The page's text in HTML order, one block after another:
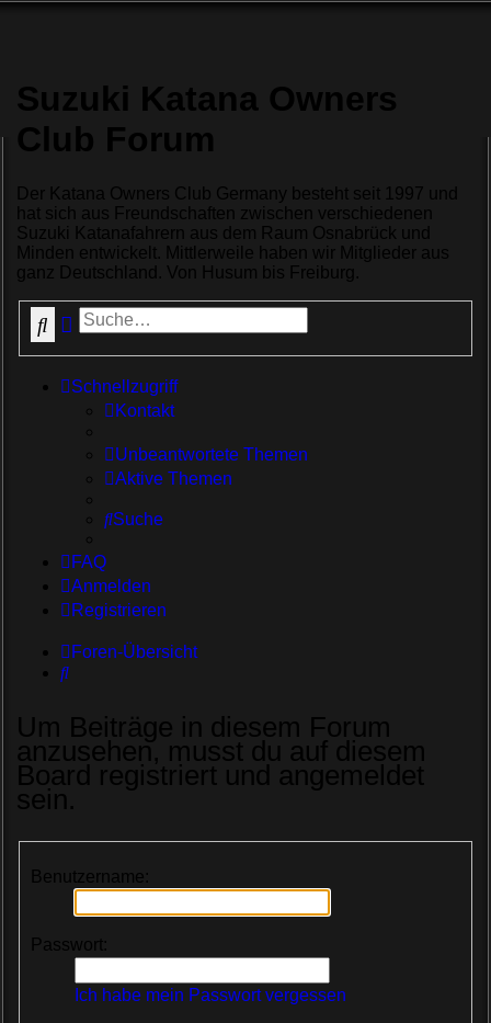
Suzuki Katana Owners
Club Forum
Der Katana Owners Club Germany besteht seit 1997 und
hat sich aus Freundschaften zwischen verschiedenen
Suzuki Katanafahrern aus dem Raum Osnabrück und
Minden entwickelt. Mittlerweile haben wir Mitglieder aus
ganz Deutschland. Von Husum bis Freiburg.
SucheErweiterte Suche
Schnellzugriff
Kontakt
Unbeantwortete Themen
Aktive Themen
Suche
FAQ
Anmelden
Registrieren
Foren-Übersicht
Suche
Um Beiträge in diesem Forum
anzusehen, musst du auf diesem
Board registriert und angemeldet
sein.
Benutzername:
Passwort:
Ich habe mein Passwort vergessen